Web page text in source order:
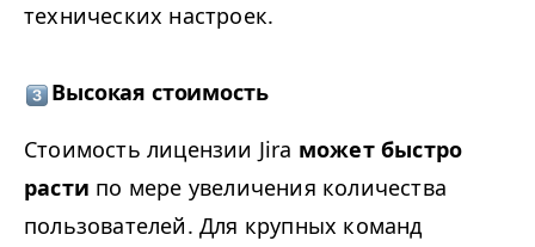
технических настроек.
Высокая стоимость
Стоимость лицензии Jira может быстро
расти по мере увеличения количества
пользователей. Для крупных команд